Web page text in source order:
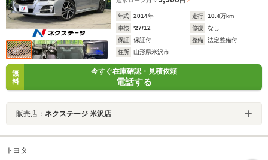
年式 2014年 走行 10.4万km
車検
'27/12 修復
なし
保証
保証付 整備
法定整備付
住所
山形県米沢市
無
料
今すぐ在庫確認・見積依頼
電話する
販売店： ネクステージ 米沢店
トヨタ